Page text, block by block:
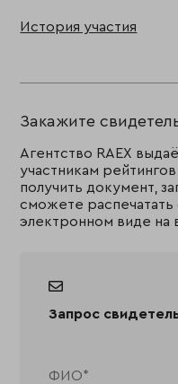
История участия
Закажите
Агентство RAEX
участникам
получить документ,
сможете распечатать
электронном виде на
Запрос